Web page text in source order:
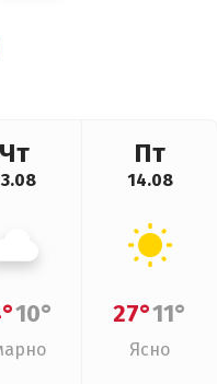
Чт
10°
Пт
14.08
27°11°
Ясно